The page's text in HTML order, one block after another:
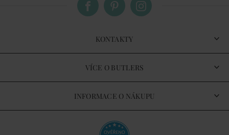
KONTAKTY
VÍCE O BUTLERS
INFORMACE O NÁKUPU